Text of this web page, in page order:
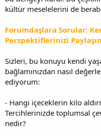
kültür meselelerini de
Forumdaşlara Sorular:
Perspektiflerinizi Paylaşın
Sizleri, bu konuyu kendi
bağlamınızdan nasıl
ediyorum:
- Hangi içeceklerin kilo
Tercihlerinizde toplumsal
nedir?